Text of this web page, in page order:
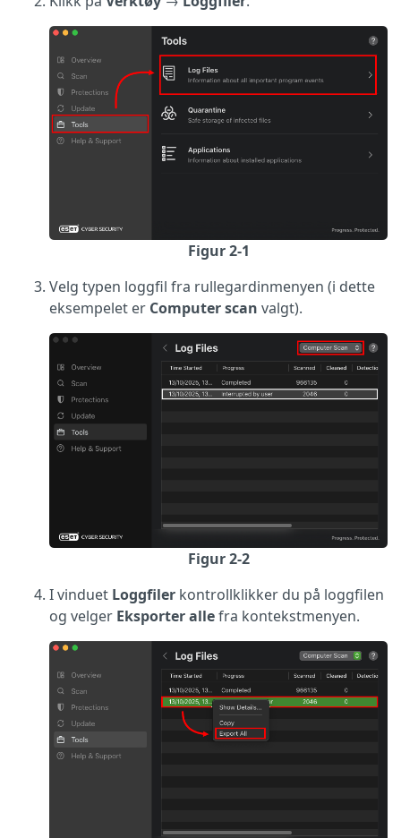
Figur 2-1
Velg typen loggfil fra rullegardinmenyen (i dette
eksempelet er Computer scan valgt).
Figur 2-2
I vinduet Loggfiler kontrollklikker du på loggfilen
og velger Eksporter allefra kontekstmenyen.